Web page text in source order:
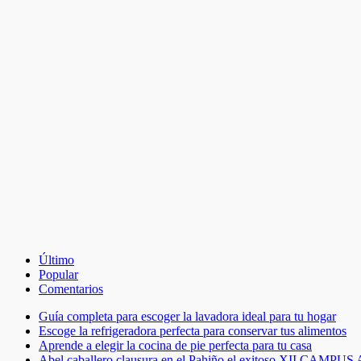
Último
Popular
Comentarios
Guía completa para escoger la lavadora ideal para tu hogar
Escoge la refrigeradora perfecta para conservar tus alimentos
Aprende a elegir la cocina de pie perfecta para tu casa